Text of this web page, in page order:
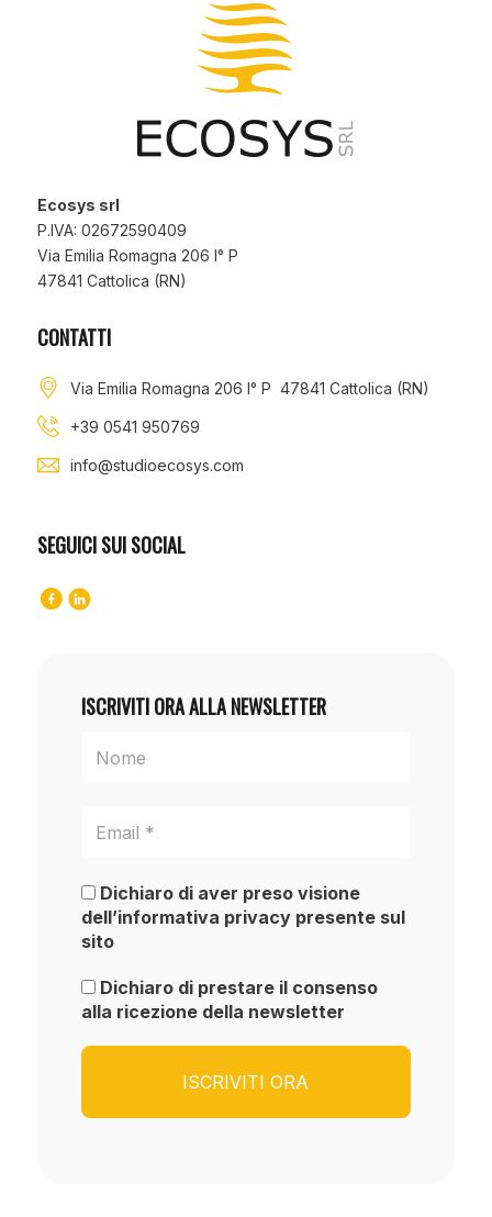
Ecosys srl
P.IVA: 02672590409
Via Emilia Romagna 206 I° P
47841 Cattolica (RN)
CONTATTI
Via Emilia Romagna 206 I° P 47841 Cattolica (RN)
+39 0541 950769
info@studioecosys.com
SEGUICI SUI SOCIAL
ISCRIVITI ORA ALLA NEWSLETTER
Dichiaro di aver preso visione
dell’informativa privacy presente sul
sito
Dichiaro di prestare il consenso
alla ricezione della newsletter